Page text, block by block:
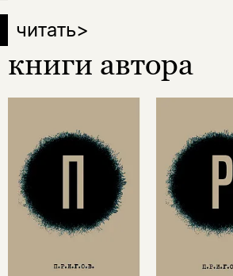
читать>
книги автора